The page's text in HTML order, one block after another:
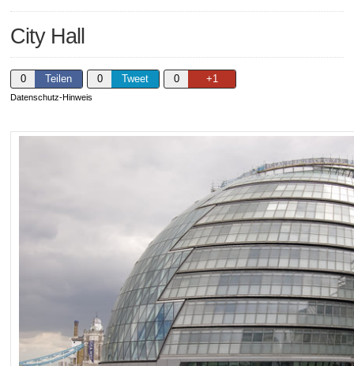
City Hall
0 Teilen 0 Tweet 0 +1
Datenschutz-Hinweis